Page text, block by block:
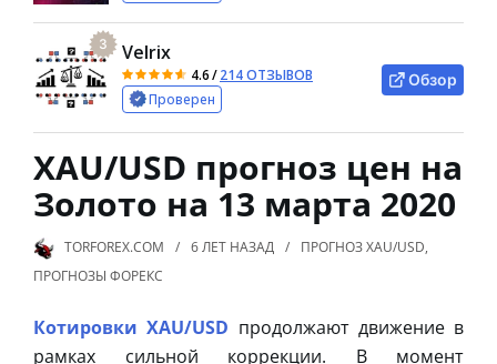
3 Velrix
4.6/214 ОТЗЫВОВ
Проверен
Обзор
XAU/USD прогноз цен на
Золото на 13 марта 2020
TORFOREX.COM 6 ЛЕТ НАЗАД ПРОГНОЗ XAU/USD,
ПРОГНОЗЫ ФОРЕКС
Котировки XAU/USD продолжают движение в
рамках сильной коррекции. В момент